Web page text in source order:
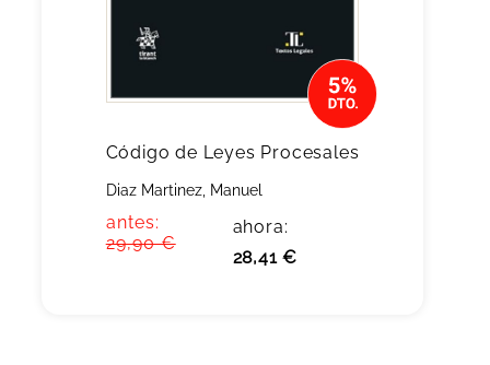
Código de Leyes Procesales
Diaz Martinez, Manuel
antes:
29,90 €
ahora:
28,41 €